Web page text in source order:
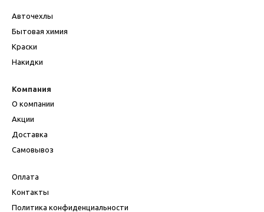
Авточехлы
Бытовая химия
Краски
Накидки
Компания
О компании
Акции
Доставка
Самовывоз
Оплата
Контакты
Политика конфиденциальности